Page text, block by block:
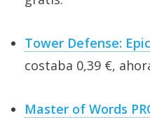
Tower Defense:
costaba 0,39 €,
Master of Words